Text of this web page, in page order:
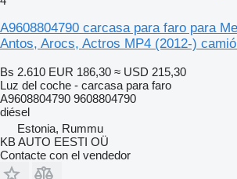
A9608804790 carcasa para faro para
Antos, Arocs, Actros MP4 (2012-)
Bs 2.610 EUR 186,30 ≈ USD 215,30
Luz del coche - carcasa para faro
A9608804790 9608804790
diésel
Estonia, Rummu
KB AUTO EESTI OÜ
Contacte con el vendedor